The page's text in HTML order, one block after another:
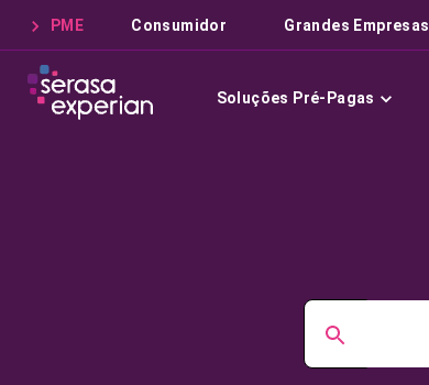
PME Consumidor Grandes Empresas
Soluções Pré-Pagas